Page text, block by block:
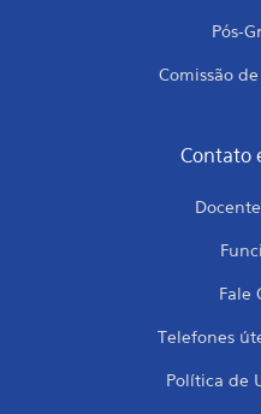
Pós-
Comissão
Contato
Fale
Telefones
Política de